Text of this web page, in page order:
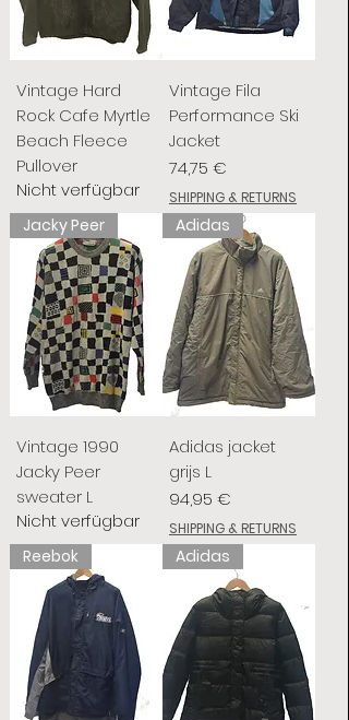
Vintage Hard
Rock Cafe Myrtle
Beach Fleece
Pullover
Nicht verfügbar
Vintage Fila
Performance Ski
Jacket
Preis
74,75 €
SHIPPING & RETURNS
Jacky Peer
Vintage 1990
Jacky Peer
sweater L
Nicht verfügbar
Adidas
Adidas jacket
grijs L
Preis
94,95 €
SHIPPING & RETURNS
Reebok Adidas